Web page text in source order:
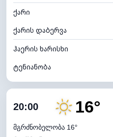
განათების ინდექსი
ღრუბლის სიმაღლე
ქარი
ქარის დაბერვა
ჰაერის ხარისხი
ტენიანობა
ღრუბლიანობა
ნამის წერტილი
20:00 16°
მგრძნობელობა 16°